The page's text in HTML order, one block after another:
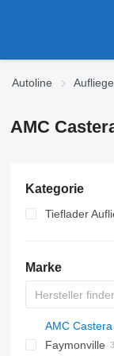
Autoline
AMC
Kategorie
Tieflader
Marke
AMC Castera
OKA
AS
SFCL
HTS
Agriliner
N-series
S-series
KIS
E
TRB
2 series
TSAA
ADR
CCS
CSD
SG
LVO
CT
EF
ADR
A-series
TXA
L-series
EM
19
ZDK
Faymonville